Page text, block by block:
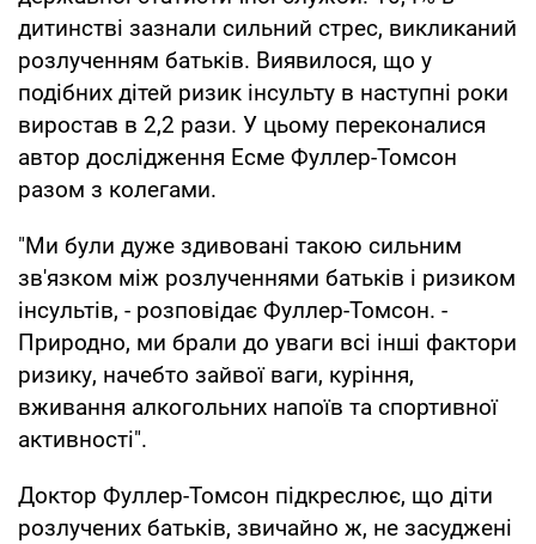
дитинстві зазнали сильний стрес, викликаний
розлученням батьків. Виявилося, що у
подібних дітей ризик інсульту в наступні роки
виростав в 2,2 рази. У цьому переконалися
автор дослідження Есме Фуллер-Томсон
разом з колегами.
"Ми були дуже здивовані такою сильним
зв'язком між розлученнями батьків і ризиком
інсультів, - розповідає Фуллер-Томсон. -
Природно, ми брали до уваги всі інші фактори
ризику, начебто зайвої ваги, куріння,
вживання алкогольних напоїв та спортивної
активності".
Доктор Фуллер-Томсон підкреслює, що діти
розлучених батьків, звичайно ж, не засуджені